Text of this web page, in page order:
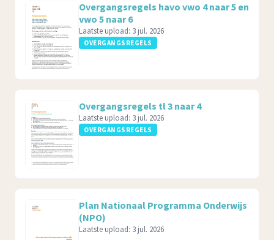
Overgangsregels havo vwo 4 naar 5 en
vwo 5 naar 6
Laatste upload: 3 jul. 2026
OVERGANGSREGELS
Overgangsregels tl 3 naar 4
Laatste upload: 3 jul. 2026
OVERGANGSREGELS
Plan Nationaal Programma Onderwijs
(NPO)
Laatste upload: 3 jul. 2026